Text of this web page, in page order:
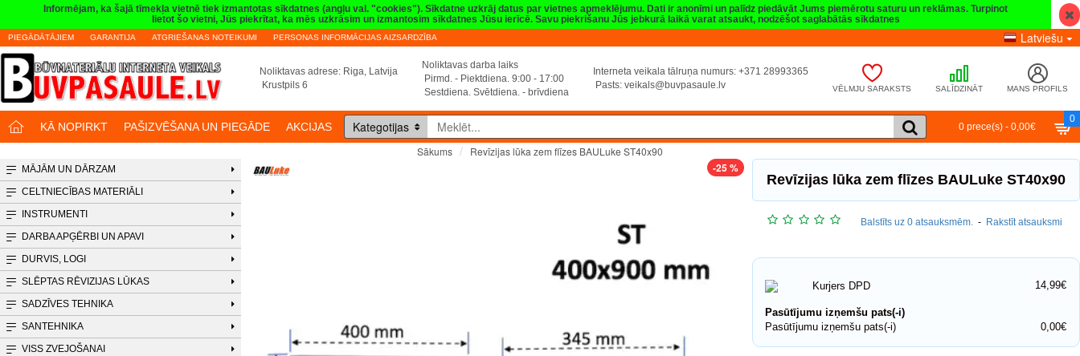
Informējam, ka šajā tīmekļa vietnē tiek izmantotas sīkdatnes (angļu val. "cookies"). Sīkdatne uzkrāj datus par vietnes apmeklējumu. Dati ir anonīmi un palīdz piedāvāt Jums piemērotu saturu un reklāmas. Turpinot
lietot šo vietni, Jūs piekrītat, ka mēs uzkrāsim un izmantosim sīkdatnes Jūsu ierīcē. Savu piekrišanu Jūs jebkurā laikā varat atsaukt, nodzēšot saglabātās sīkdatnes
PIEGĀDĀTĀJIEM GARANTIJA ATGRIEŠANAS NOTEIKUMI PERSONAS INFORMĀCIJAS AIZSARDZĪBA Latviešu
Noliktavas adrese: Riga, Latvija
Krustpils 6
Noliktavas darba laiks
Pirmd. - Piektdiena. 9:00 - 17:00
Sestdiena. Svētdiena. - brīvdiena
Interneta veikala tālruņa numurs: +371 28993365
Pasts: veikals@buvpasaule.lv VĒLMJU SARAKSTS SALĪDZINĀT MANS PROFILS
KĀ NOPIRKT PAŠIZVĒŠANA UN PIEGĀDE AKCIJAS Kategotijas 0 prece(s) - 0,00€
0
Sākums Revīzijas lūka zem flīzes BAULuke ST40x90
MĀJĀM UN DĀRZAM
CELTNIECĪBAS MATERIĀLI
INSTRUMENTI
DARBA APĢĒRBI UN APAVI
DURVIS, LOGI
SLĒPTAS RĒVIZIJAS LŪKAS
SADZĪVES TEHNIKA
SANTEHNIKA
VISS ZVEJOŠANAI
-25 %
Revīzijas lūka zem flīzes BAULuke ST40x90
Balstīts uz 0 atsauksmēm. - Rakstīt atsauksmi
Kurjers DPD 14,99€
Pasūtījumu izņemšu pats(-i)
Pasūtījumu izņemšu pats(-i)
0,00€